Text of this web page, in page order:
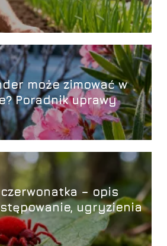
może zimować w
Poradnik uprawy
– opis
ugryzienia